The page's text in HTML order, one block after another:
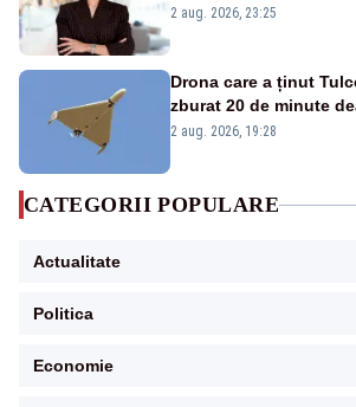
portiță?”
2 aug. 2026, 23:25
Drona care a ținut
zburat 20 de minute
României. Au fost
2 aug. 2026, 19:28
CATEGORII POPULARE
Actualitate
Politica
Economie